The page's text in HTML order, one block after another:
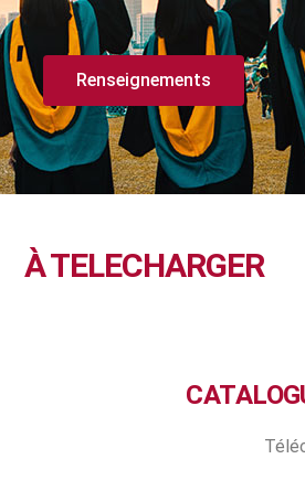
Renseignements
À TELECHARGER